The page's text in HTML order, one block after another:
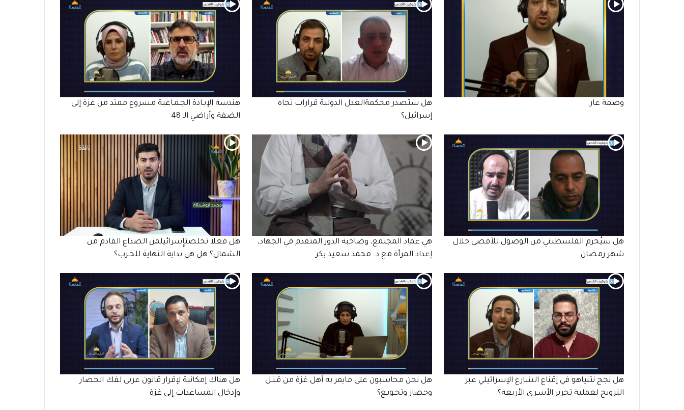
وصمة عار
هل ستصدر محكمةالعدل الدولية قرارات تجاه
إسرائيل؟
هندسة الإبـادة الجـمـاعية مشروع ممتد من غزة إلى
الضفة وأراضي الـ 48
هل سيُحرم الفلسطيني من الوصول للأقصى خلال
شهر رمضان
هي عماد المجتمع، وصاحبة الدور المتقدم في الجهاد،
إعداد المرأة مع د. محمد سعيد بكر
هل فعلا تخلصتإٍسرائيلمن الصداع القادم من
الشمال؟ هل هي بداية النهاية للحـزب؟
هل نجح نتنياهو في إقناع الشارع الإسرائيلي عبر
الترويج لعملية تحرير الأسـرى الأربعة؟
هل نحن محاسبون على مايمر به أهل غزة من قـتـل
وحصار وتجـويـع؟
هل هناك إمكانية لإقرار قانون عربي لفك الحصار
وإدخال المساعدات إلى غزة